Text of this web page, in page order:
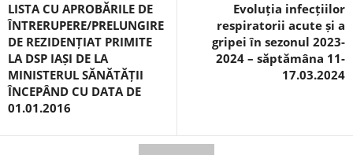
LISTA CU APROBĂRILE DE
ÎNTRERUPERE/PRELUNGIRE
DE REZIDENȚIAT PRIMITE
LA DSP IAȘI DE LA
MINISTERUL SĂNĂTĂȚII
ÎNCEPÂND CU DATA DE
01.01.2016
Evoluția infecțiilor
respiratorii acute și a
gripei în sezonul 2023-
2024 – săptămâna 11-
17.03.2024